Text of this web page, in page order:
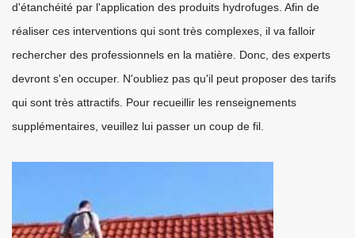
d'étanchéité par l'application des produits hydrofuges. Afin de
réaliser ces interventions qui sont très complexes, il va falloir
rechercher des professionnels en la matière. Donc, des experts
devront s'en occuper. N'oubliez pas qu'il peut proposer des tarifs
qui sont très attractifs. Pour recueillir les renseignements
supplémentaires, veuillez lui passer un coup de fil.